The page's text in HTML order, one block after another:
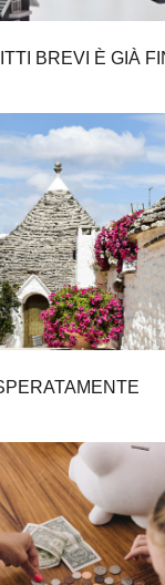
BREVI È GIÀ